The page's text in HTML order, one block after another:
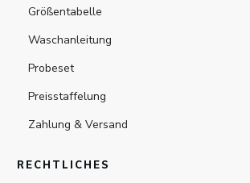
Größentabelle
Waschanleitung
Probeset
Preisstaffelung
Zahlung & Versand
RECHTLICHES